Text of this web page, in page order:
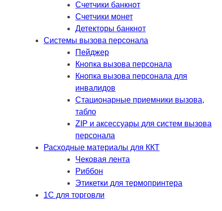
Счетчики банкнот
Счетчики монет
Детекторы банкнот
Системы вызова персонала
Пейджер
Кнопка вызова персонала
Кнопка вызова персонала для
инвалидов
Стационарные приемники вызова,
табло
ZIP и аксессуары для систем вызова
персонала
Расходные материалы для ККТ
Чековая лента
Риббон
Этикетки для термопринтера
1С для торговли